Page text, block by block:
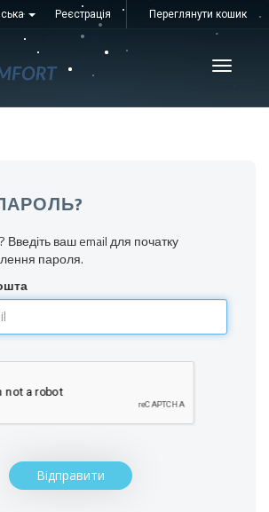
Реєстрація Переглянути кошик
Введіть ваш email для початку
пароля.
Відправити